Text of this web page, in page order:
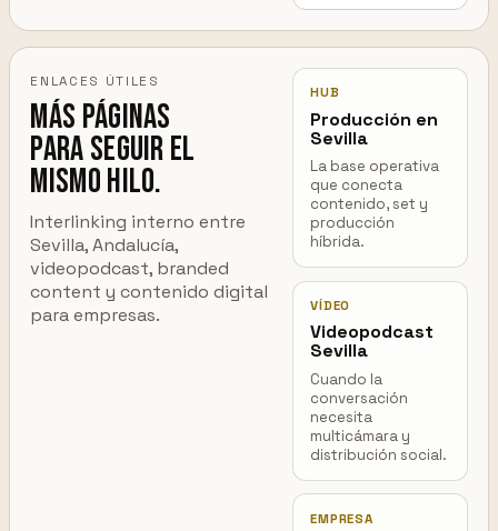
ENLACES ÚTILES
Más páginas
para seguir el
mismo hilo.
Interlinking interno entre
Sevilla, Andalucía,
videopodcast, branded
content y contenido digital
para empresas.
HUB
Producción en
Sevilla
La base operativa
que conecta
contenido, set y
producción
híbrida.
VÍDEO
Videopodcast
Sevilla
Cuando la
conversación
necesita
multicámara y
distribución social.
EMPRESA